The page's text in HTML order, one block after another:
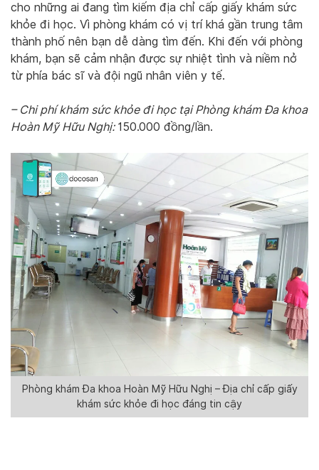
cho những ai đang tìm kiếm địa chỉ cấp giấy khám sức
khỏe đi học. Vì phòng khám có vị trí khá gần trung tâm
thành phố nên bạn dễ dàng tìm đến. Khi đến với phòng
khám, bạn sẽ cảm nhận được sự nhiệt tình và niềm nở
từ phía bác sĩ và đội ngũ nhân viên y tế.
– Chi phí khám sức khỏe đi học tại Phòng khám Đa khoa
Hoàn Mỹ Hữu Nghị: 150.000 đồng/lần.
Phòng khám Đa khoa Hoàn Mỹ Hữu Nghị – Địa chỉ cấp giấy
khám sức khỏe đi học đáng tin cậy